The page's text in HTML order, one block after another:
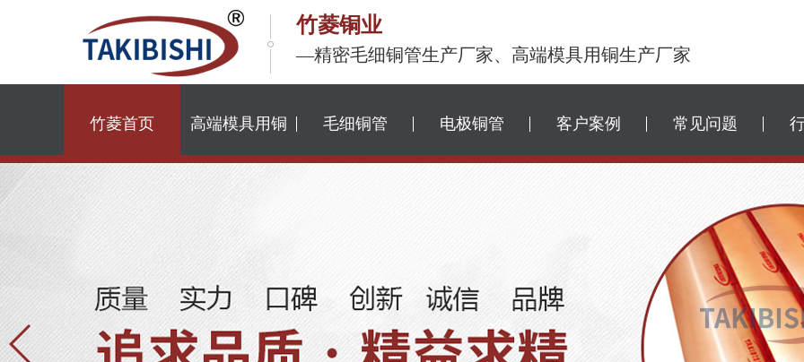
竹菱铜业
—精密毛细铜管生产厂家、高端模具用铜生产厂家
竹菱首页 高端模具用铜 毛细铜管 电极铜管 客户案例 常见问题